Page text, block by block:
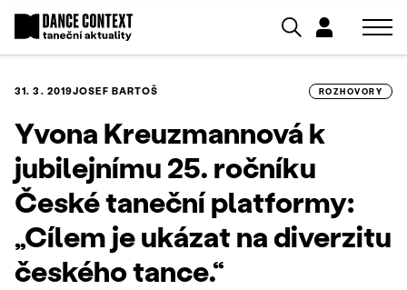
31. 3. 2019JOSEF BARTOŠ ROZHOVORY
Yvona Kreuzmannová k
jubilejnímu 25. ročníku
České taneční platformy:
„Cílem je ukázat na diverzitu
českého tance.“